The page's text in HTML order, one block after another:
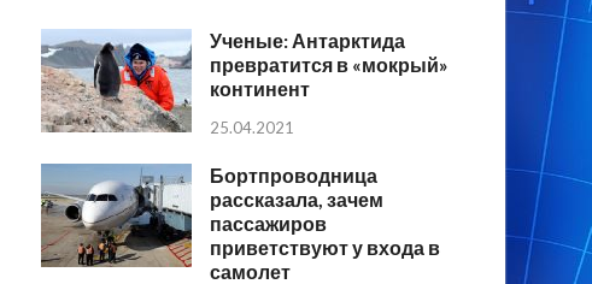
Ученые: Антарктида
превратится в «мокрый»
континент
25.04.2021
Бортпроводница
рассказала, зачем
пассажиров
приветствуют у входа в
самолет